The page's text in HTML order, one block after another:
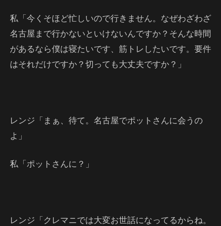
私「今くそほど忙しいので行きません。なぜわざわざ
名古屋まで行かないといけないんですか？そんな時間
があるなら僕は寝たいです、筋トレしたいです。要件
はそれだけですか？切っても大丈夫ですか？」
レンジ「まぁ、待て。名古屋でポットさんに会うの
よ」
私「ポットさんに？」
レンジ「クレマニでは大変お世話になってるからね。